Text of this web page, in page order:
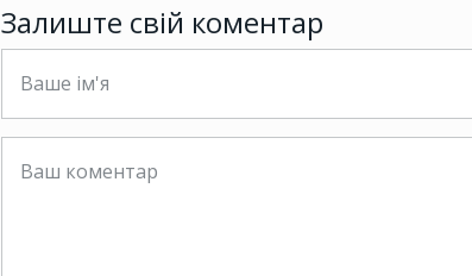
Залиште свій коментар